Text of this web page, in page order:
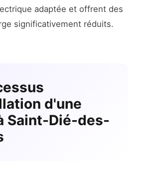
adaptée et offrent des
significativement réduits.
d'une
Saint-Dié-des-